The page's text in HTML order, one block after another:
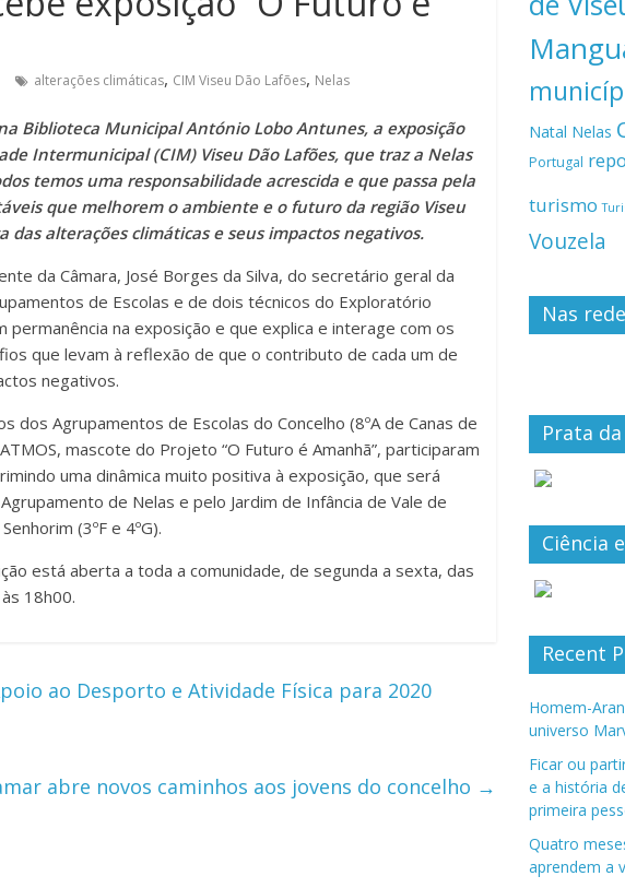
alterações climáticas, CIM Viseu Dão Lafões, Nelas
Biblioteca Municipal António Lobo Antunes, a exposição
Intermunicipal (CIM) Viseu Dão Lafões, que traz a Nelas
temos uma responsabilidade acrescida e que passa pela
que melhorem o ambiente e o futuro da região Viseu
alterações climáticas e seus impactos negativos.
da Câmara, José Borges da Silva, do secretário geral da
de Escolas e de dois técnicos do Exploratório
permanência na exposição e que explica e interage com os
que levam à reflexão de que o contributo de cada um de
negativos.
Agrupamentos de Escolas do Concelho (8ºA de Canas de
mascote do Projeto “O Futuro é Amanhã”, participaram
uma dinâmica muito positiva à exposição, que será
de Nelas e pelo Jardim de Infância de Vale de
(3ºF e 4ºG).
está aberta a toda a comunidade, de segunda a sexta, das
18h00.
ao Desporto e Atividade Física para 2020
abre novos caminhos aos jovens do concelho →
Natal Nelas
Portugal
turismo
Vouzela
Nas
Prata da
Ciência
Recent
Homem-
universo
Ficar ou
e a história
primeira
Quatro
aprendem a